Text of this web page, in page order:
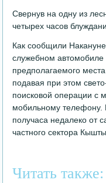
Свернув на одну из
четырех часов
Как сообщили
служебном автомобиле
предполагаемого
подавая при этом
поисковой операции с
мобильному телефону.
получаса недалеко от
частного сектора
Читать также: